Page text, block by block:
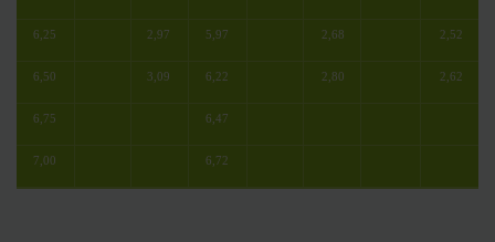
6,25 2,97
6,50 3,09
6,75
7,00
5,97 2,68
6,22 2,80
6,47
6,72
2,52
2,62